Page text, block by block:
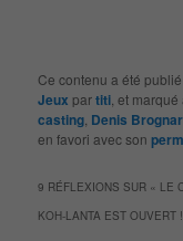
Ce contenu a été
Jeux partiti , et
casting Denis
en favori avec son
9 RÉFLEXIONS SUR « LE
KOH-LANTA EST OUVERT !